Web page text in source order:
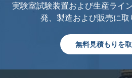
実験室試験装置および生産ライ
発、製造および販売に取
無料見積もりを